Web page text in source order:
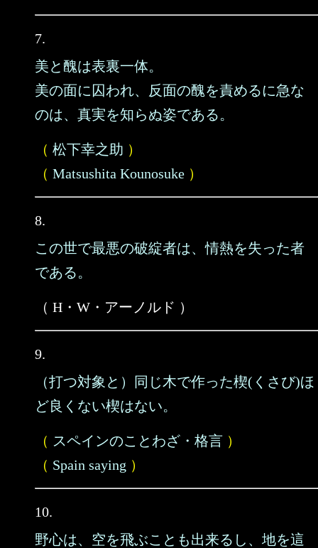
7.
美と醜は表裏一体。
美の面に囚われ、反面の醜を責めるに急な
のは、真実を知らぬ姿である。
（ 松下幸之助 ）
（ Matsushita Kounosuke ）
8.
この世で最悪の破綻者は、情熱を失った者
である。
（ H・W・アーノルド ）
9.
（打つ対象と）同じ木で作った楔(くさび)ほ
ど良くない楔はない。
（ スペインのことわざ・格言 ）
（ Spain saying ）
10.
野心は、空を飛ぶことも出来るし、地を這